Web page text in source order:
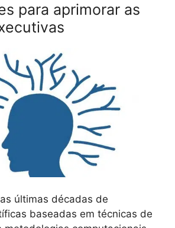
para aprimorar as
últimas décadas de
baseadas em técnicas de